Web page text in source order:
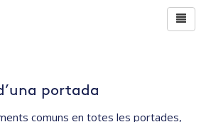
portada
comuns en totes les portades,